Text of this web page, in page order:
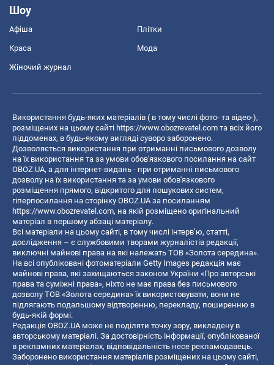
Шоу
Афіша Плітки
Краса Мода
Жіночий журнал
Використання будь-яких матеріалів ( в тому числі фото- та відео-),
розміщених на цьому сайті https://www.obozrevatel.com та всіх його
піддоменах, в будь-якому вигляді суворо заборонено.
Дозволяється використання при отриманні письмового дозволу
на їх використання та за умови обов'язкового посилання на сайт
OBOZ.UA, а для інтернет-видань - при отриманні письмового
дозволу на їх використання та за умови обов'язкового
розміщення прямого, відкритого для пошукових систем,
гіперпосилання на сторінку OBOZ.UA за посиланням
https://www.obozrevatel.com, на якій розміщено оригінальний
матеріал в першому абзаці матеріалу.
Всі матеріали на цьому сайті, в тому числі інтерв’ю, статті,
дослідження – є службовими творами журналістів редакції,
виключні майнові права на які належать ТОВ «Золота середина».
На всі опубліковані фотоматеріали Getty Images редакція має
майнові права, які захищаються законом України «Про авторські
права та суміжні права», ніхто не має права без письмового
дозволу ТОВ «Золота середина» їх використовувати, вони не
підлягають подальшому відтворенню, перекладу, поширенню в
будь-якій формі.
Редакція OBOZ.UA може не поділяти точку зору, викладену в
авторському матеріалі. За достовірність інформації, опублікованої
в рекламних матеріалах, відповідальність несе рекламодавець.
Заборонено використання матеріалів розміщених на цьому сайті,